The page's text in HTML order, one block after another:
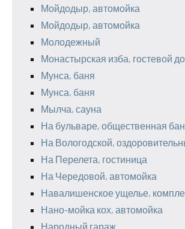
Мойдодыр, автомойка
Мойдодыр, автомойка
Молодежный
Монастырская изба, гостевой
Мунса, баня
Мунса, баня
Мылча, сауна
На бульваре, общественная
На Вологодской,
На Перелета, гостиница
На Чередовой, автомойка
Навалишенское ущелье,
Нано-мойка кох, автомойка
Народный гараж